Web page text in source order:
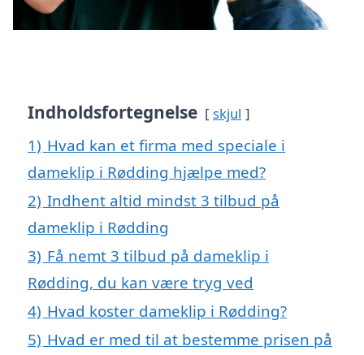
Indholdsfortegnelse skjul
1) Hvad kan et firma med speciale i
dameklip i Rødding hjælpe med?
2) Indhent altid mindst 3 tilbud på
dameklip i Rødding
3) Få nemt 3 tilbud på dameklip i
Rødding, du kan være tryg ved
4) Hvad koster dameklip i Rødding?
5) Hvad er med til at bestemme prisen på